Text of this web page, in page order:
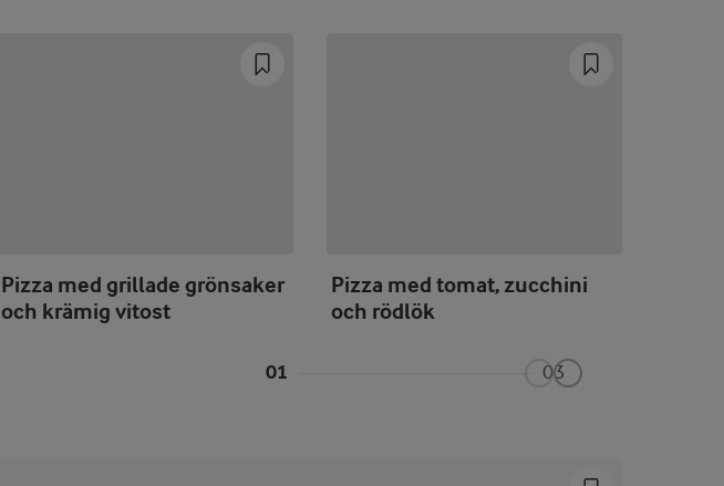
Pizza med grillade grönsaker
och krämig vitost
Pizza med tomat, zucchini
och rödlök
01 03